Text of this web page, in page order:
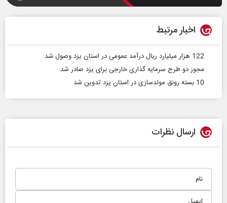
اخبار مرتبط
122 هزار میلیارد ریال درآمد عمومی در استان یزد وصول شد
مجوز دو طرح سرمایه گذاری خارجی برای یزد صادر شد
10 بسته رونق مولدسازی در استان یزد تدوین شد
ارسال نظرات